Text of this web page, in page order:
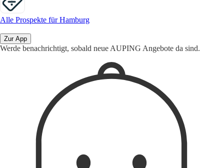
Alle Prospekte für Hamburg
Zur App
Werde benachrichtigt, sobald neue AUPING Angebote da sind.